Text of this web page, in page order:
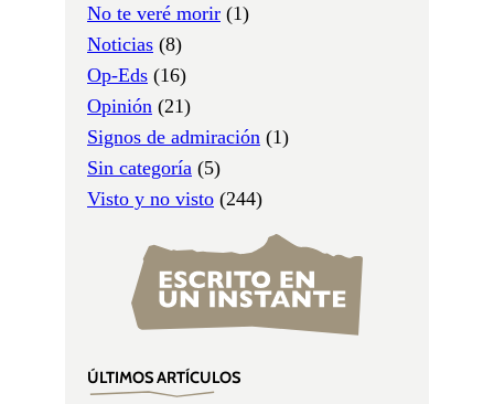
No te veré morir (1)
Noticias (8)
Op-Eds (16)
Opinión (21)
Signos de admiración (1)
Sin categoría (5)
Visto y no visto (244)
ÚLTIMOS ARTÍCULOS